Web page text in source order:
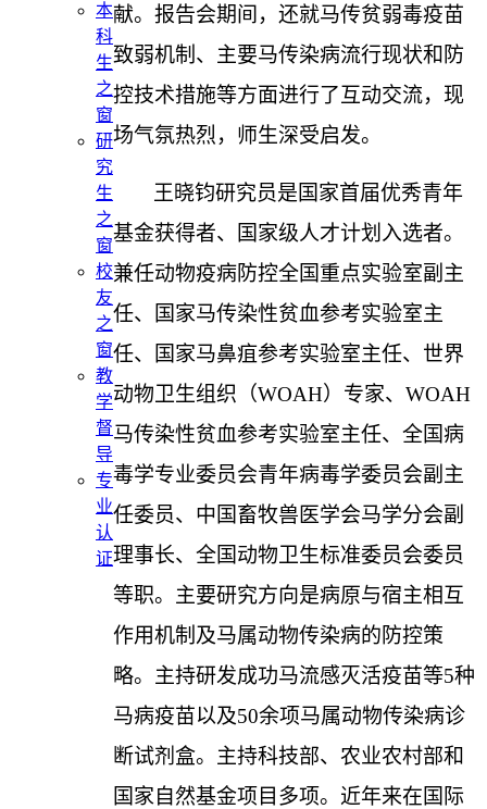
本
科
生
之
窗
研
究
生
之
窗
校
友
之
窗
教
学
督
导
专
业
认
证
献。报告会期间，还就马传贫弱毒疫苗
致弱机制、主要马传染病流行现状和防
控技术措施等方面进行了互动交流，现
场气氛热烈，师生深受启发。
王晓钧研究员是国家首届优秀青年
基金获得者、 国家级人才计划入选者。
兼任动物疫病防控全国重点实验室副主
任、国家马传染性贫血参考实验室主
任、国家马鼻疽参考实验室主任、世界
动物卫生组织（WOAH）专家、 WOAH
马传染性贫血参考实验室主任、全国病
毒学专业委员会青年病毒学委员会副主
任委员、中国畜牧兽医学会马学分会副
理事长、全国动物卫生标准委员会委员
等职。 主要研究方向是病原与宿主相互
作用机制及马属动物传染病的防控策
略。主持研发成功马流感灭活疫苗等5种
马病疫苗以及50余项马属动物传染病诊
断试剂盒。 主持科技部、农业农村部和
国家自然基金项目多项。近年来在国际